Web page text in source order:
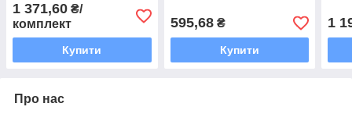
1 371,60 ₴/
комплект
Купити
595,68₴
Купити
1
Про нас